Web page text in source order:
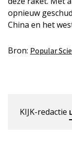
opnieuw
China en het
Bron: Popular
KIJK-redactie